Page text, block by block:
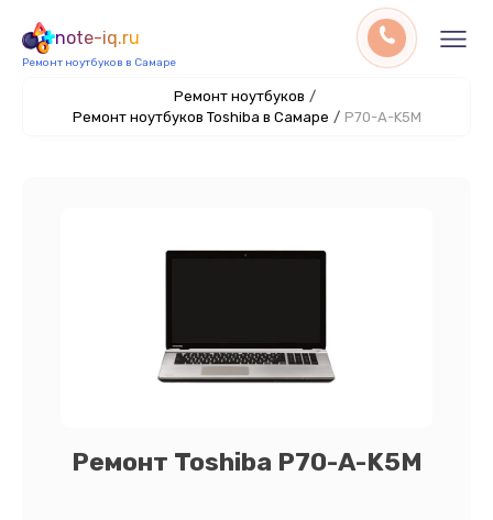
note-iq.ru
Ремонт ноутбуков в Самаре
Ремонт ноутбуков /
Ремонт ноутбуков Toshiba в Самаре / P70-A-K5M
Ремонт Toshiba P70-A-K5M